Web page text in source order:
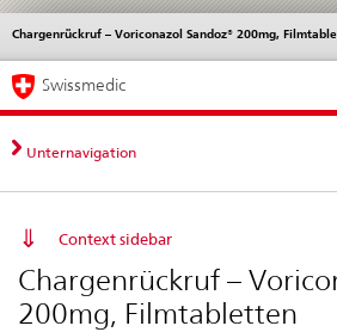
Direktnavigation
News,
Rechtsgrundlagen,
Kontakt
News & Updates
Chargenrückruf – Voriconazol Sandoz® 200mg,
Sprachwahl
Service
Hauptnavigation
Swissmedic
Unternavigation
Context sidebar
Chargenrückruf –
200mg, Filmtabletten